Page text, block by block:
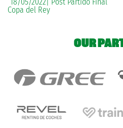
18/05/2022| Post Partido Final
Copa del Rey
OUR